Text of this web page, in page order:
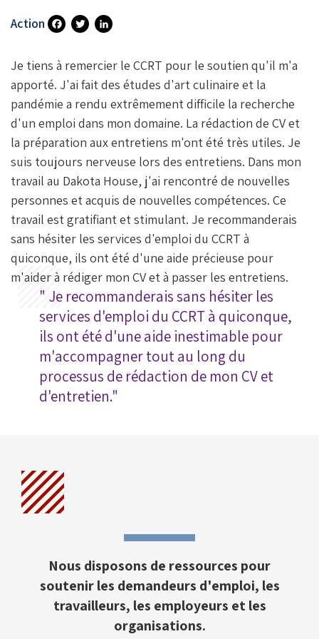
Action
Ce
B
O
O
K
Wi
Tt
Er
N
Ke
DI
N
Je tiens à remercier le CCRT pour le soutien qu'il m'a
apporté. J'ai fait des études d'art culinaire et la
pandémie a rendu extrêmement difficile la recherche
d'un emploi dans mon domaine. La rédaction de CV et
la préparation aux entretiens m'ont été très utiles. Je
suis toujours nerveuse lors des entretiens. Dans mon
travail au Dakota House, j'ai rencontré de nouvelles
personnes et acquis de nouvelles compétences. Ce
travail est gratifiant et stimulant. Je recommanderais
sans hésiter les services d'emploi du CCRT à
quiconque, ils ont été d'une aide précieuse pour
m'aider à rédiger mon CV et à passer les entretiens.
" Je recommanderais sans hésiter les
services d'emploi du CCRT à quiconque,
ils ont été d'une aide inestimable pour
m'accompagner tout au long du
processus de rédaction de mon CV et
d'entretien."
Nous disposons de ressources pour
soutenir les demandeurs d'emploi, les
travailleurs, les employeurs et les
organisations.